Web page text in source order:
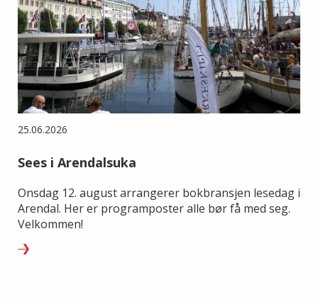
25.06.2026
Sees i Arendalsuka
Onsdag 12. august arrangerer bokbransjen lesedag i
Arendal. Her er programposter alle bør få med seg.
Velkommen!